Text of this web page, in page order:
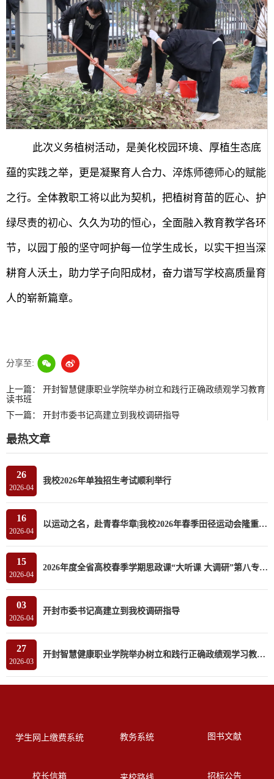
此次义务植树活动，是美化校园环境、厚植生态底
蕴的实践之举，更是凝聚育人合力、淬炼师德师心的赋能
之行。全体教职工将以此为契机，把植树育苗的匠心、护
绿尽责的初心、久久为功的恒心，全面融入教育教学各环
节，以园丁般的坚守呵护每一位学生成长，以实干担当深
耕育人沃土，助力学子向阳成材，奋力谱写学校高质量育
人的崭新篇章。
分享至:
上一篇： 开封智慧健康职业学院举办树立和践行正确政绩观学习教育
读书班
下一篇： 开封市委书记高建立到我校调研指导
最热文章
26
2026-04
我校2026年单独招生考试顺利举行
16
2026-04
以运动之名，赴青春华章|我校2026年春季田径运动会隆重开幕
15
2026-04
2026年度全省高校春季学期思政课“大听课 大调研”第八专家组莅临我校听课调研
03
2026-04
开封市委书记高建立到我校调研指导
27
2026-03
开封智慧健康职业学院举办树立和践行正确政绩观学习教育读书班
学生网上缴费系统 教务系统 图书文献
校长信箱 招标公告